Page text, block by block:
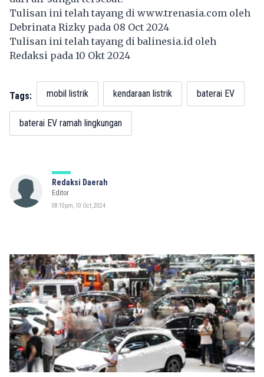
Tulisan ini telah tayang di www.trenasia.com oleh
Debrinata Rizky pada 08 Oct 2024
Tulisan ini telah tayang dibalinesia.id oleh
Redaksi pada 10 Okt 2024
Tags: mobil listrik kendaraan listrik baterai EV
baterai EV ramah lingkungan
Redaksi Daerah
Editor
08:10pm, 10 Oct, 2024